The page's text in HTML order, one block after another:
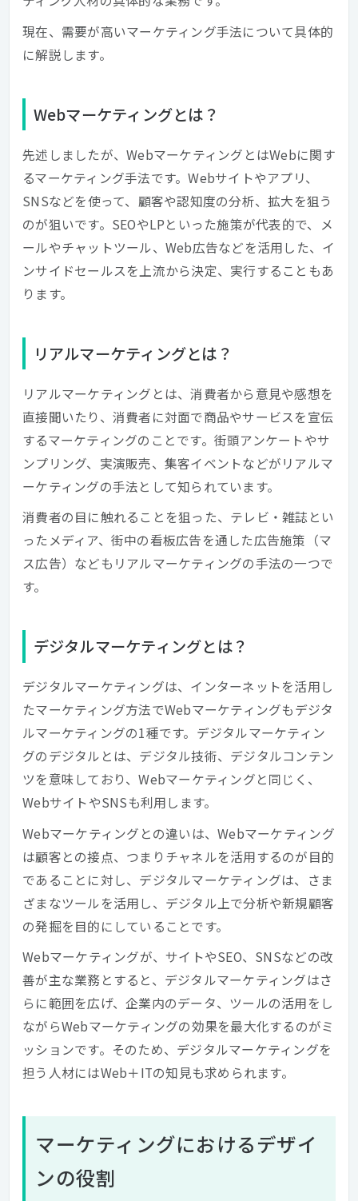
現在、需要が高いマーケティング手法について具体的
に解説します。
Webマーケティングとは？
先述しましたが、WebマーケティングとはWebに関す
るマーケティング手法です。Webサイトやアプリ、
SNSなどを使って、顧客や認知度の分析、拡大を狙う
のが狙いです。SEOやLPといった施策が代表的で、メ
ールやチャットツール、Web広告などを活用した、イ
ンサイドセールスを上流から決定、実行することもあ
ります。
リアルマーケティングとは？
リアルマーケティングとは、消費者から意見や感想を
直接聞いたり、消費者に対面で商品やサービスを宣伝
するマーケティングのことです。街頭アンケートやサ
ンプリング、実演販売、集客イベントなどがリアルマ
ーケティングの手法として知られています。
消費者の目に触れることを狙った、テレビ・雑誌とい
ったメディア、街中の看板広告を通した広告施策（マ
ス広告）などもリアルマーケティングの手法の一つで
す。
デジタルマーケティングとは？
デジタルマーケティングは、インターネットを活用し
たマーケティング方法でWebマーケティングもデジタ
ルマーケティングの1種です。デジタルマーケティン
グのデジタルとは、デジタル技術、デジタルコンテン
ツを意味しており、Webマーケティングと同じく、
WebサイトやSNSも利用します。
Webマーケティングとの違いは、Webマーケティング
は顧客との接点、つまりチャネルを活用するのが目的
であることに対し、デジタルマーケティングは、さま
ざまなツールを活用し、デジタル上で分析や新規顧客
の発掘を目的にしていることです。
Webマーケティングが、サイトやSEO、SNSなどの改
善が主な業務とすると、デジタルマーケティングはさ
らに範囲を広げ、企業内のデータ、ツールの活用をし
ながらWebマーケティングの効果を最大化するのがミ
ッションです。そのため、デジタルマーケティングを
担う人材にはWeb＋ITの知見も求められます。
マーケティングにおけるデザイ
ンの役割